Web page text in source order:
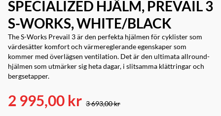
SPECIALIZED HJÄLM, PREVAIL 3
S-WORKS, WHITE/BLACK
The S-Works Prevail 3 är den perfekta hjälmen för cyklister som
värdesätter komfort och värmereglerande egenskaper som
kommer med överlägsen ventilation. Det är den ultimata allround-
hjälmen som utmärker sig heta dagar, i slitsamma klättringar och
bergsetapper.
2 995,00 kr 3 693,00 kr